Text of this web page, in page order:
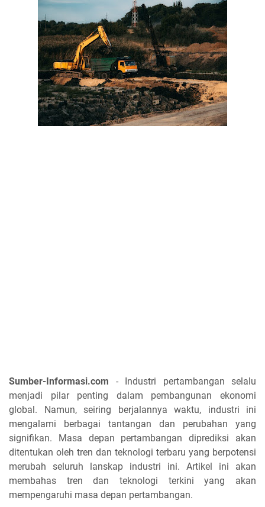
Sumber-Informasi.com - Industri pertambangan selalu
menjadi pilar penting dalam pembangunan ekonomi
global. Namun, seiring berjalannya waktu, industri ini
mengalami berbagai tantangan dan perubahan yang
signifikan. Masa depan pertambangan diprediksi akan
ditentukan oleh tren dan teknologi terbaru yang berpotensi
merubah seluruh lanskap industri ini. Artikel ini akan
membahas tren dan teknologi terkini yang akan
mempengaruhi masa depan pertambangan.